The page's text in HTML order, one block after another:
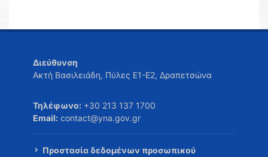
Διεύθυνση
Ακτή Βασιλειάδη, Πύλες Ε1-Ε2, Δραπετσώνα
Τηλέφωνο: +30 213 137 1700
Email: contact@yna.gov.gr
Προστασία δεδομένων προσωπικού